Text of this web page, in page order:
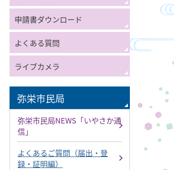
申請書ダウンロード
よくある質問
ライブカメラ
弥栄市民局
弥栄市民局NEWS「いやさか通
信」
よくあるご質問（届出・登
録・証明編）